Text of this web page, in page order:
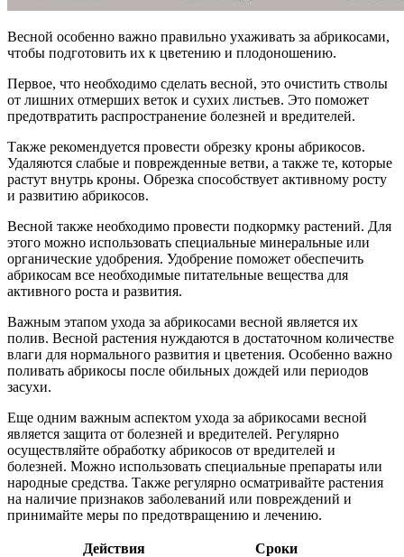
Весной особенно важно правильно ухаживать за абрикосами,
чтобы подготовить их к цветению и плодоношению.
Первое, что необходимо сделать весной, это очистить стволы
от лишних отмерших веток и сухих листьев. Это поможет
предотвратить распространение болезней и вредителей.
Также рекомендуется провести обрезку кроны абрикосов.
Удаляются слабые и поврежденные ветви, а также те, которые
растут внутрь кроны. Обрезка способствует активному росту
и развитию абрикосов.
Весной также необходимо провести подкормку растений. Для
этого можно использовать специальные минеральные или
органические удобрения. Удобрение поможет обеспечить
абрикосам все необходимые питательные вещества для
активного роста и развития.
Важным этапом ухода за абрикосами весной является их
полив. Весной растения нуждаются в достаточном количестве
влаги для нормального развития и цветения. Особенно важно
поливать абрикосы после обильных дождей или периодов
засухи.
Еще одним важным аспектом ухода за абрикосами весной
является защита от болезней и вредителей. Регулярно
осуществляйте обработку абрикосов от вредителей и
болезней. Можно использовать специальные препараты или
народные средства. Также регулярно осматривайте растения
на наличие признаков заболеваний или повреждений и
принимайте меры по предотвращению и лечению.
Действия
Сроки